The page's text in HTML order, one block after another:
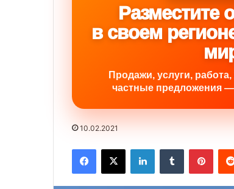
Разместите
в своем
Продажи, услуги,
частные предложения —
10.02.2021